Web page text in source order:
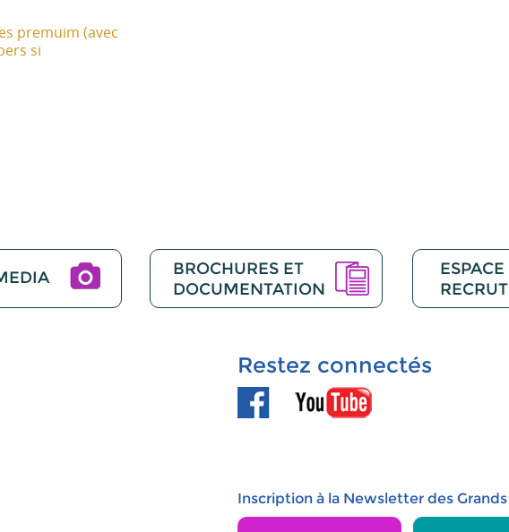
premuim (avec
si
BROCHURES ET
DOCUMENTATION
ESPACE
Restez connectés
Inscription à la Newsletter des